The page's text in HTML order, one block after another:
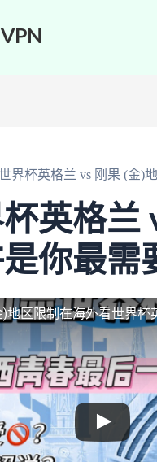
界杯英格兰 vs 刚果 (金)
英格兰
你最需
地区限制在海外看世界杯